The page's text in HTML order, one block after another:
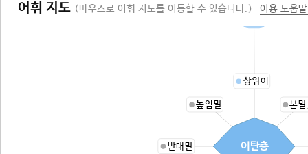
어휘 지도 (마우스로 어휘 지도를 이동할 수 있습니다.) 이용 도움
상위어
본
반대말
높임말
이탄층